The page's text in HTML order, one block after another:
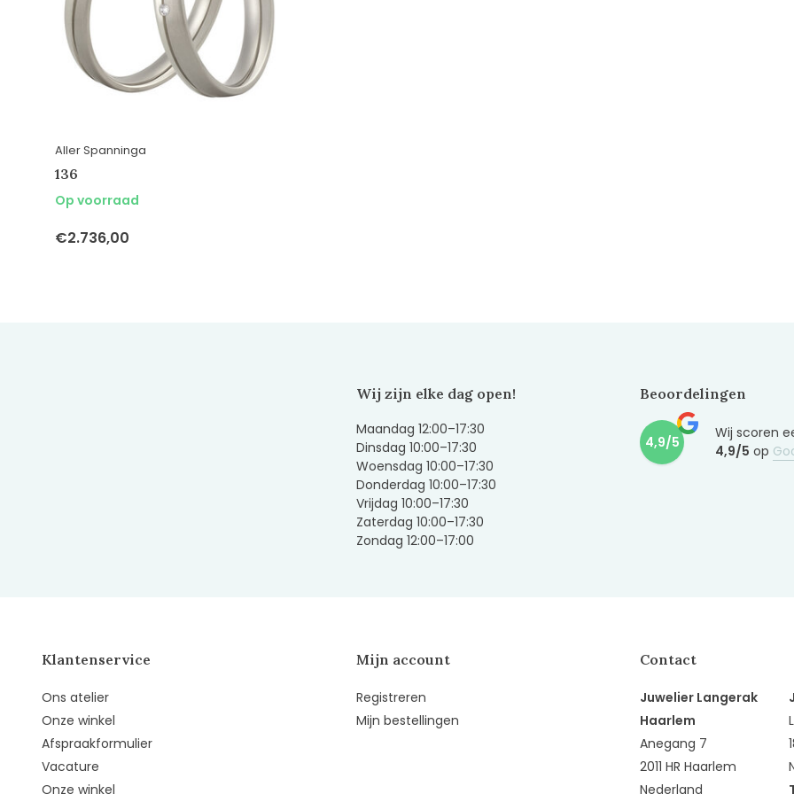
Aller Spanninga
136
Op voorraad
€2.736,00
Wij zijn elke dag open!
Maandag 12:00–17:30
Dinsdag 10:00–17:30
Woensdag 10:00–17:30
Donderdag 10:00–17:30
Vrijdag 10:00–17:30
Zaterdag 10:00–17:30
Zondag 12:00–17:00
Beoordelingen
4,9/5
Wij scoren
4,9/5 op
Klantenservice
Ons atelier
Onze winkel
Afspraakformulier
Vacature
Onze winkel
Mijn account
Registreren
Mijn bestellingen
Contact
Juwelier Langerak
Haarlem
Anegang 7
2011 HR Haarlem
Nederland